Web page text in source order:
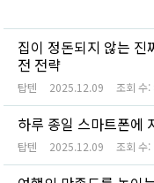
집이 정돈되지 않는 진
전 전략
탑텐 2025.12.09 조회 수:
하루 종일 스마트폰에
탑텐 2025.12.09 조회 수: